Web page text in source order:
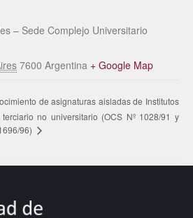
– Sede Complejo Universitario
7600 Argentina + Google Map
de asignaturas aisladas de Institutos
no universitario (OCS Nº 1028/91 y
96)